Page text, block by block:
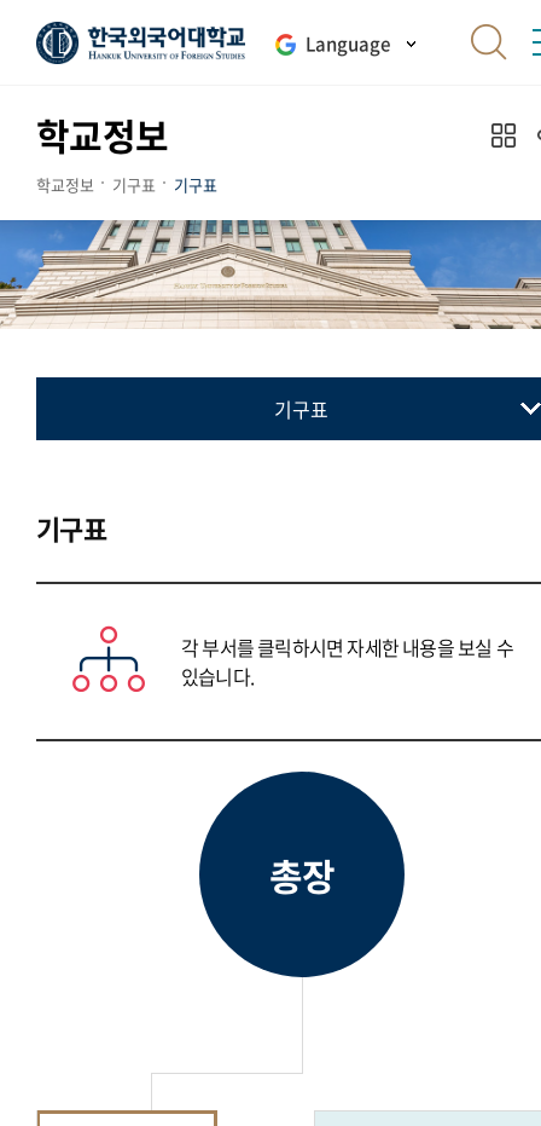
Language
학교정보
학교정보 기구표 기구표
기구표
기구표
각 부서를 클릭하시면 자세한 내용을 보실 수
있습니다.
총장